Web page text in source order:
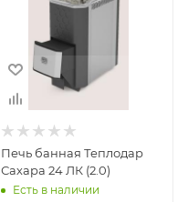
Глубина, мм
Высота, мм
801
Материал
Нержавеющая
сталь
Вид топлива
Печь банная Теплодар
Сахара 24 ЛК (2.0)
Есть в наличии